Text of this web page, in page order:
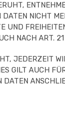
NICHT
UND
NACH ART. 21
JEDERZEIT
GILT AUCH
DATEN